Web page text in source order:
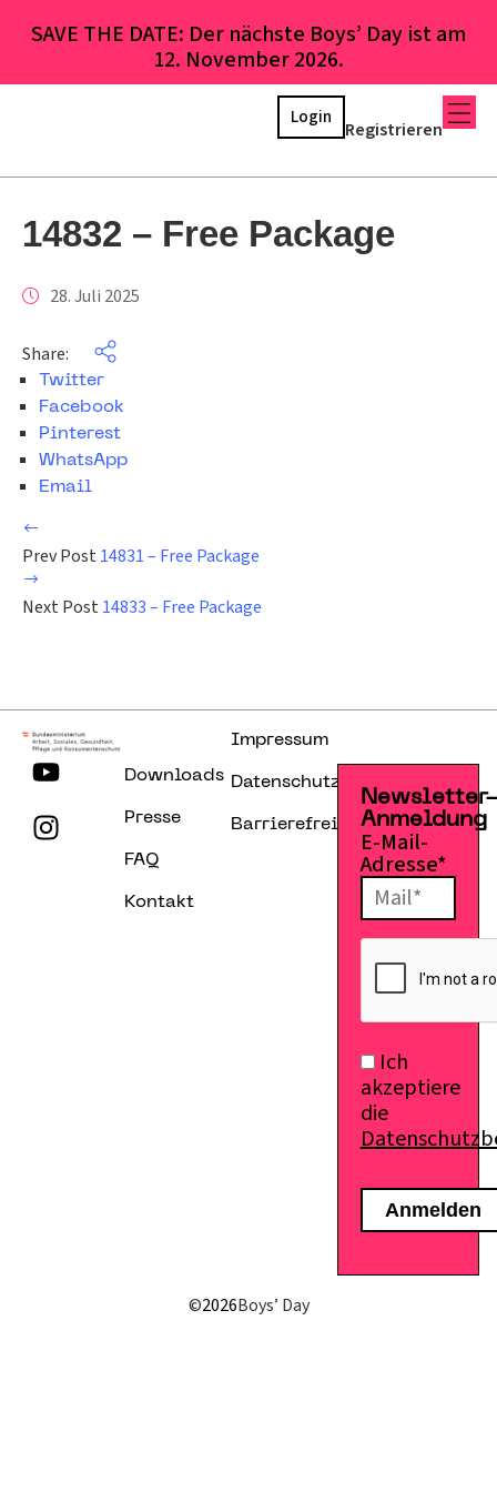
SAVE THE DATE: Der nächste Boys’ Day ist am
12. November 2026.
Registrieren
Login
14832 – Free Package
28. Juli 2025
Share:
Twitter
Facebook
Pinterest
WhatsApp
Email
Prev Post 14831 – Free Package
Next Post 14833 – Free Package
Downloads
Presse
FAQ
Kontakt
Impressum
Datenschutzerklärung
Barrierefreiheitserklärung
Anmeldung
E-Mail-
Adresse*
Ich
akzeptiere
die
©2026Boys’ Day